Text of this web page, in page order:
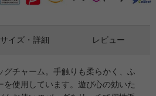
グチャーム。手触りも柔らかく、ふ
を使用しています。遊び心の効いた
サイズ・詳細 レビュー